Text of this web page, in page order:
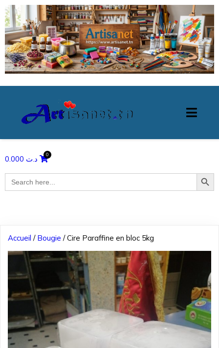
د.ت
Search
for:
Search Button
Accueil / Bougie / Cire Paraffine en bloc 5kg